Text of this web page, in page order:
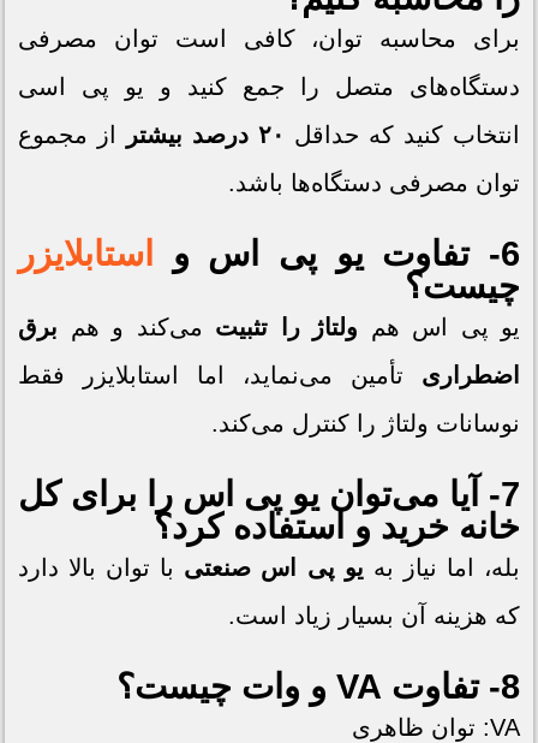
برای محاسبه توان، کافی است توان مصرفی
دستگاه‌های متصل را جمع کنید و یو پی اسی
انتخاب کنید که حداقل ۲۰ درصد بیشتر
از مجموع
توان مصرفی دستگاه‌ها باشد.
6- تفاوت یو پی اس و
استابلایزر
چیست؟
یو پی اس هم ولتاژ را تثبیت می‌کند و هم برق
اضطراری تأمین می‌نماید، اما استابلایزر فقط
نوسانات ولتاژ را کنترل می‌کند.
7- آیا می‌توان یو پی اس را برای کل
خانه خرید و استفاده کرد؟
بله، اما نیاز به یو پی اس صنعتی با توان بالا دارد
که هزینه آن بسیار زیاد است.
8- تفاوت VA و وات چیست؟
VA: توان ظاهری